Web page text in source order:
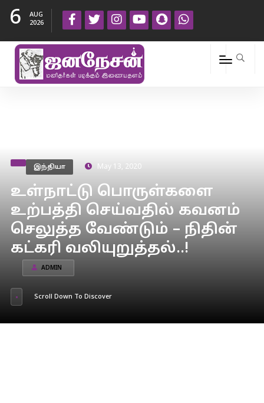
6
AUG
2026
இந்தியா May 13, 2020
உள்நாட்டு பொருள்களை
உற்பத்தி செய்வதில் கவனம்
செலுத்த வேண்டும் – நிதின்
கட்கரி வலியுறுத்தல்..!
ADMIN
Scroll Down To Discover